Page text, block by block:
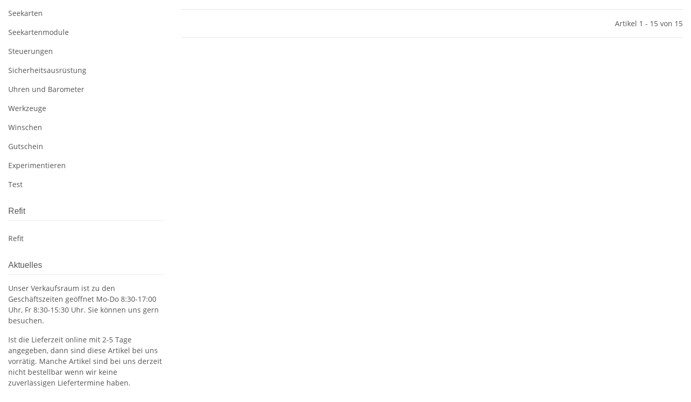
Artikel 1 - 15 von 15
Seekarten
Seekartenmodule
Steuerungen
Sicherheitsausrüstung
Uhren und Barometer
Werkzeuge
Winschen
Gutschein
Experimentieren
Test
Refit
Refit
Aktuelles
Unser Verkaufsraum ist zu den
Geschäftszeiten geöffnet Mo-Do 8:30-17:00
Uhr, Fr 8:30-15:30 Uhr. Sie können uns gern
besuchen.
Ist die Lieferzeit online mit 2-5 Tage
angegeben, dann sind diese Artikel bei uns
vorrätig. Manche Artikel sind bei uns derzeit
nicht bestellbar wenn wir keine
zuverlässigen Liefertermine haben.